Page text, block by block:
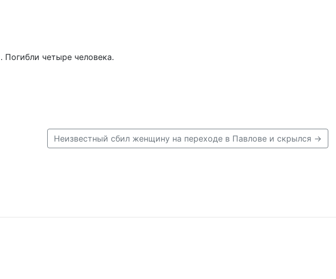
. Погибли четыре человека.
Неизвестный сбил женщину на переходе в Павлове и скрылся →